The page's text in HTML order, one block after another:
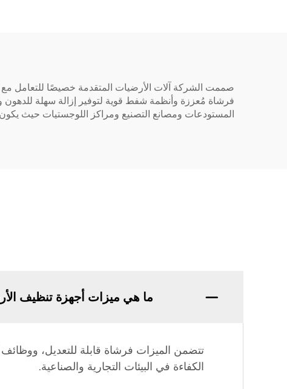
صممت الشركة آلات الأرضيات المتقدمة خصيصًا للتعامل مع
فرشاة مُعززة وأنظمة شفط قوية لتوفير إزالة سهلة للدهون
المستودعات ومصانع التصنيع ومراكز اللوجستيات حيث
ما هي ميزات أجهزة تنظيف
تتضمن الميزات فرشاة قابلة للتعديل، ووظائف
الكفاءة في البيئات التجارية والصناعية.